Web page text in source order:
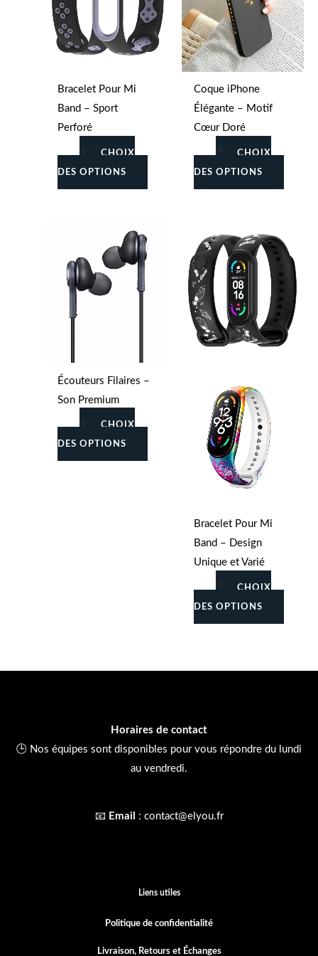
Bracelet Pour Mi
Band – Sport
Perforé
CHOIX
DES OPTIONS
la
page
du
Coque iPhone
Élégante – Motif
Cœur Doré
CHOIX
DES OPTIONS
la
page
du
produit
Écouteurs Filaires –
Son Premium
CHOIX
DES OPTIONS
produit
variations.
être
page
Bracelet Pour Mi
Band – Design
Unique et Varié
CHOIX
DES OPTIONS
produit
Les
Horaires de contact
🕒 Nos équipes sont disponibles pour vous répondre du lundi
au vendredi.
📧 Email : contact@elyou.fr
Liens utiles
Politique de confidentialité
Livraison, Retours et Échanges